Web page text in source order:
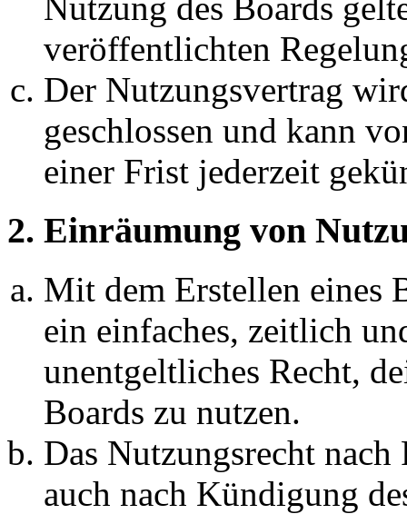
Nutzung des Boards
veröffentlichten
Der Nutzungsvertrag
geschlossen und kann
einer Frist jederzeit
2. Einräumung von
Mit dem Erstellen eines
ein einfaches, zeitlich
unentgeltliches Recht,
Boards zu nutzen.
Das Nutzungsrecht
auch nach Kündigung